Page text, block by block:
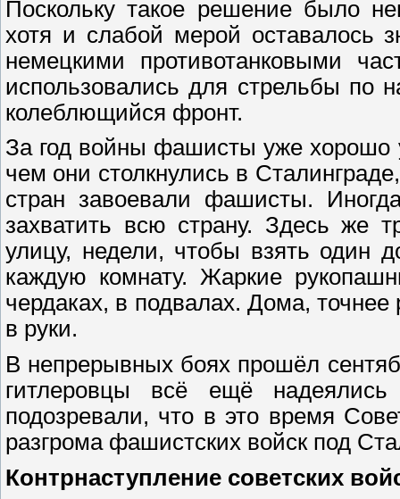
Поскольку такое решение было
хотя и слабой мерой оставалось
немецкими противотанковыми
использовались для стрельбы по
колеблющийся фронт.
За год войны фашисты уже хорошо
чем они столкнулись в
стран завоевали фашисты.
захватить всю страну. Здесь же
улицу, недели, чтобы взять один
каждую комнату. Жаркие
чердаках, в подвалах. Дома,
в руки.
В непрерывных боях прошёл
гитлеровцы всё ещё
подозревали, что в это время
разгрома фашистских войск под
Контрнаступление советских